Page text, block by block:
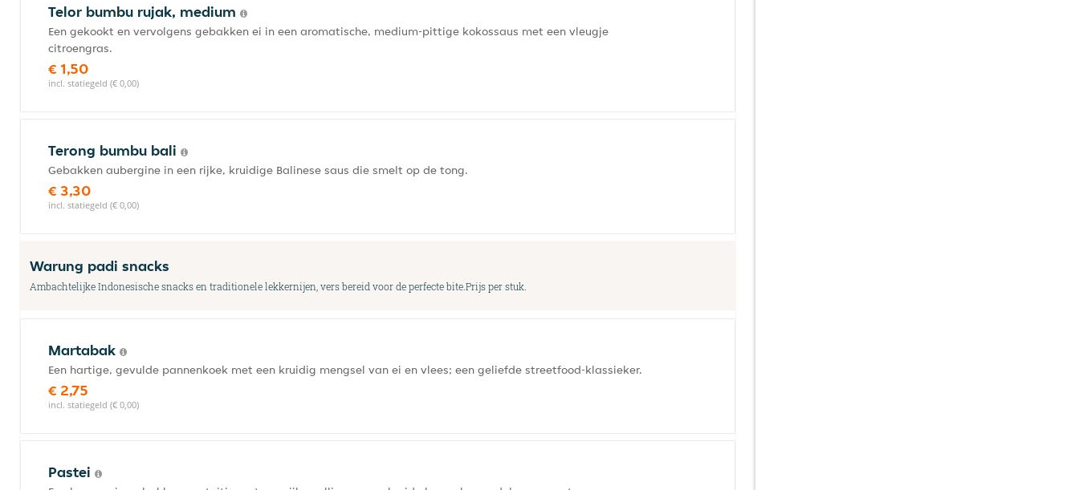
Telor bumbu rujak, medium
Een gekookt en vervolgens gebakken ei in een aromatische, medium-pittige kokossaus met een vleugje
citroengras.
€ 1,50
incl. statiegeld (€ 0,00)
Terong bumbu bali
Gebakken aubergine in een rijke, kruidige Balinese saus die smelt op de tong.
€ 3,30
incl. statiegeld (€ 0,00)
Warung padi snacks
Ambachtelijke Indonesische snacks en traditionele lekkernijen, vers bereid voor de perfecte bite.Prijs per stuk.
Martabak
Een hartige, gevulde pannenkoek met een kruidig mengsel van ei en vlees; een geliefde streetfood-klassieker.
€ 2,75
incl. statiegeld (€ 0,00)
Pastei